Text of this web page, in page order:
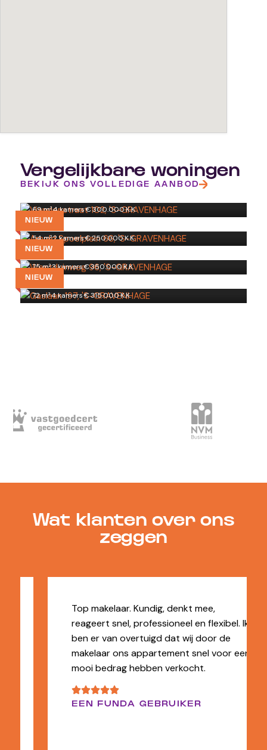
Vergelijkbare woningen
BEKIJK ONS VOLLEDIGE AANBOD
NIEUW
Viandenstraat 102
'S-GRAVENHAGE
69 m²·4 kamers·€ 300.000 K.K.
NIEUW
Arnold Spoelplein 66
'S-GRAVENHAGE
54 m²·2 kamers·€ 250.000 K.K.
NIEUW
Westduinweg 96
'S-GRAVENHAGE
75 m²·3 kamers·€ 350.000 K.K.
Gaslaan 197
'S-GRAVENHAGE
72 m²·4 kamers·€ 315.000 K.K.
Wat klanten over ons
zeggen
Top makelaar. Kundig, denkt mee,
reageert snel, professioneel en flexibel. Ik
ben er van overtuigd dat wij door de
makelaar ons appartement snel voor een
mooi bedrag hebben verkocht.
EEN FUNDA GEBRUIKER